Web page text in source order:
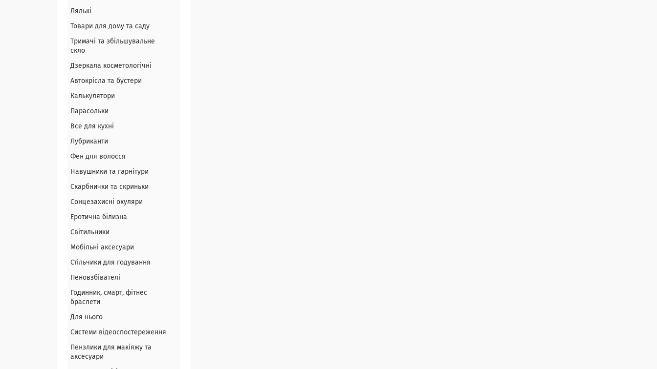
Лялькі
Товари для дому та саду
Тримачі та збільшувальне
скло
Дзеркала косметологічні
Автокрісла та бустери
Калькулятори
Парасольки
Все для кухні
Лубриканти
Фен для волосся
Навушники та гарнітури
Скарбнички та скриньки
Сонцезахисні окуляри
Еротична білизна
Світильники
Мобільні аксесуари
Стільчики для годування
Пеновзбівателі
Годинник, смарт, фітнес
браслети
Для нього
Системи відеоспостереження
Пензлики для макіяжу та
аксесуари